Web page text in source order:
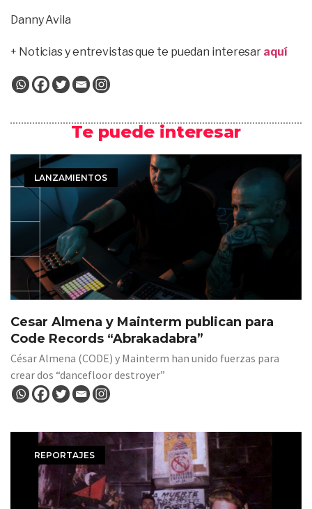
Danny Avila
+ Noticias y entrevistas que te puedan interesar aquí
Te puede interesar
LANZAMIENTOS
Cesar Almena y Mainterm publican para
Code Records “Abrakadabra”
César Almena (CODE) y Mainterm han unido fuerzas para
crear dos “dancefloor destroyer”
REPORTAJES